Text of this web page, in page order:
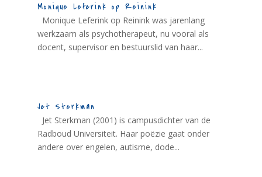
Monique Leferink op Reinink
Monique Leferink op Reinink was jarenlang
werkzaam als psychotherapeut, nu vooral als
docent, supervisor en bestuurslid van haar...
Jet Sterkman
Jet Sterkman (2001) is campusdichter van de
Radboud Universiteit. Haar poëzie gaat onder
andere over engelen, autisme, dode...